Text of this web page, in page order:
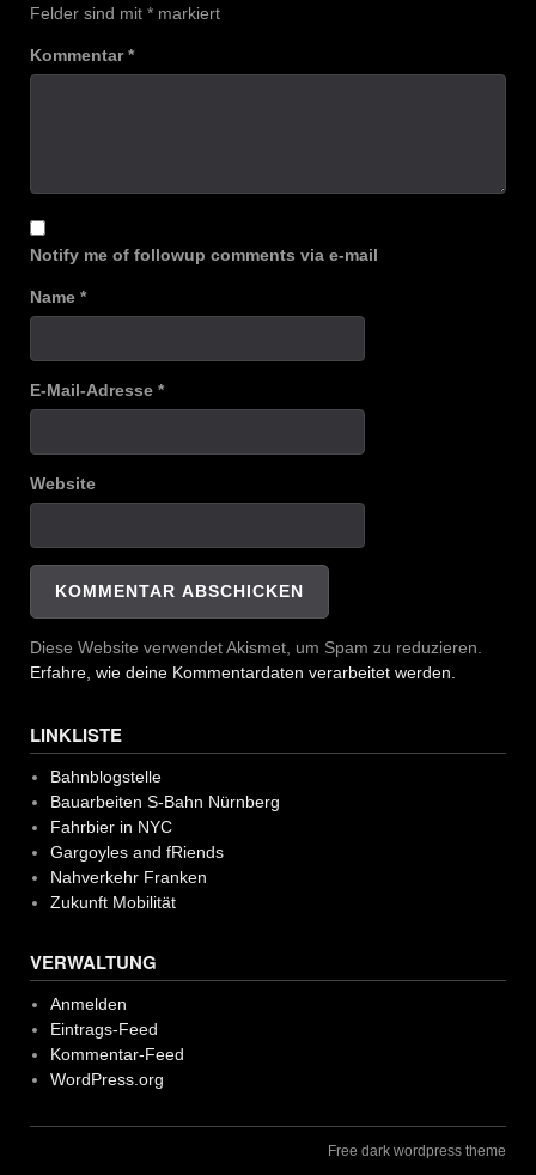
Felder sind mit * markiert
Kommentar*
Notify me of followup comments via e-mail
Name *
E-Mail-Adresse *
Website
Diese Website verwendet Akismet, um Spam zu reduzieren.
Erfahre, wie deine Kommentardaten verarbeitet werden.
LINKLISTE
Bahnblogstelle
Bauarbeiten S-Bahn Nürnberg
Fahrbier in NYC
Gargoyles and fRiends
Nahverkehr Franken
Zukunft Mobilität
VERWALTUNG
Anmelden
Eintrags-Feed
Kommentar-Feed
WordPress.org
Free dark wordpress theme